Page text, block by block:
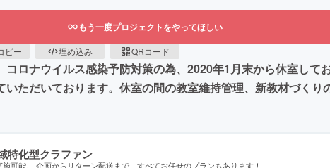
もう一度プロジェクトをやってほしい
ピー 埋め込み QRコード
ロナウイルス感染予防対策の為、2020年1月末から休室して
ただいております。休室の間の教室維持管理、新教材づくり
特化型クラファン
可能。 企画からリターン配送まで、すべてお任せのプランもあります！